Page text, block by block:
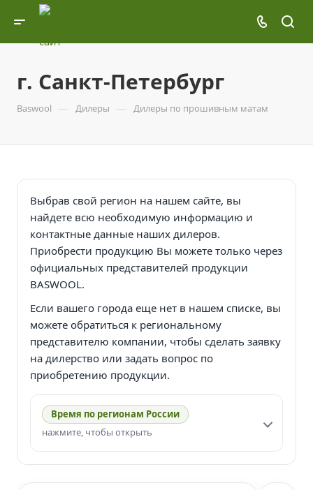
г. Санкт-Петербург
Baswool — Дилеры — Дилеры по прошивным матам
Выбрав свой регион на нашем сайте, вы
найдете всю необходимую информацию и
контактные данные наших дилеров.
Приобрести продукцию Вы можете только через
официальных представителей продукции
BASWOOL.
Если вашего города еще нет в нашем списке, вы
можете обратиться к региональному
представителю компании, чтобы сделать заявку
на дилерство или задать вопрос по
приобретению продукции.
Время по регионам России
нажмите, чтобы открыть